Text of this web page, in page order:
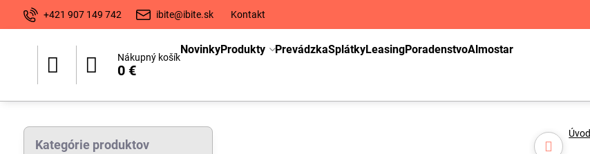
+421 907 149 742 ibite@ibite.sk Kontakt
Nákupný košík
0 €
NovinkyProdukty PrevádzkaSplátkyLeasingPoradenstvoAlmostar
Úvod
Kategórie produktov